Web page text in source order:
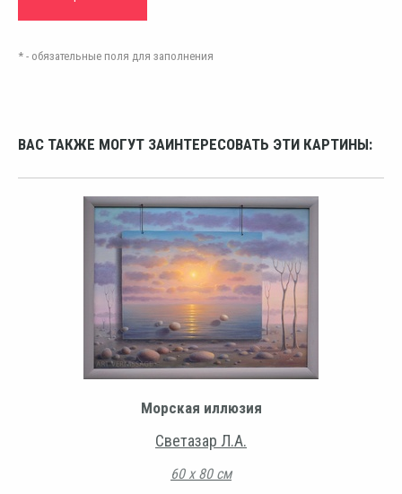
* - обязательные поля для заполнения
ВАС ТАКЖЕ МОГУТ ЗАИНТЕРЕСОВАТЬ ЭТИ КАРТИНЫ:
Морская иллюзия
Светазар Л.А.
60 х 80 см